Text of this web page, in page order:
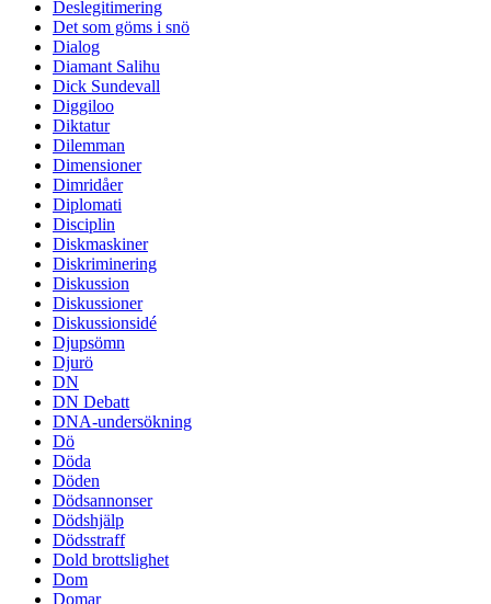
Deslegitimering
Det som göms i snö
Dialog
Diamant Salihu
Dick Sundevall
Diggiloo
Diktatur
Dilemman
Dimensioner
Dimridåer
Diplomati
Disciplin
Diskmaskiner
Diskriminering
Diskussion
Diskussioner
Diskussionsidé
Djupsömn
Djurö
DN
DN Debatt
DNA-undersökning
Dö
Döda
Döden
Dödsannonser
Dödshjälp
Dödsstraff
Dold brottslighet
Dom
Domar